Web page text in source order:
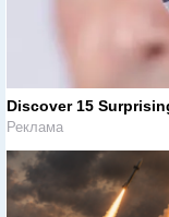
Discover 15
Реклама